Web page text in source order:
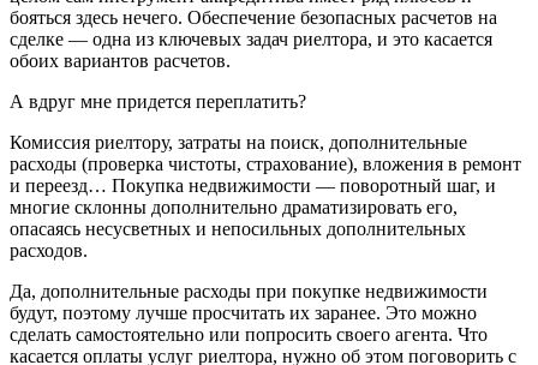
бояться здесь нечего. Обеспечение безопасных расчетов на
сделке — одна из ключевых задач риелтора, и это касается
обоих вариантов расчетов.
А вдруг мне придется переплатить?
Комиссия риелтору, затраты на поиск, дополнительные
расходы (проверка чистоты, страхование), вложения в ремонт
и переезд… Покупка недвижимости — поворотный шаг, и
многие склонны дополнительно драматизировать его,
опасаясь несусветных и непосильных дополнительных
расходов.
Да, дополнительные расходы при покупке недвижимости
будут, поэтому лучше просчитать их заранее. Это можно
сделать самостоятельно или попросить своего агента. Что
касается оплаты услуг риелтора, нужно об этом поговорить с